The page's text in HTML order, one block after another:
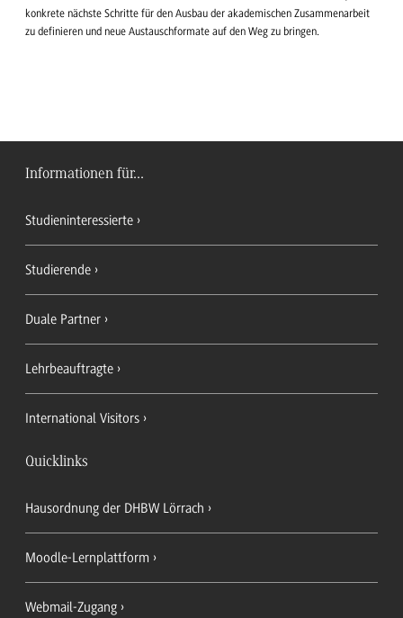
konkrete nächste Schritte für den Ausbau der akademischen Zusammenarbeit
zu definieren und neue Austauschformate auf den Weg zu bringen.
Informationen für...
Studieninteressierte
Studierende
Duale Partner
Lehrbeauftragte
International Visitors
Quicklinks
Hausordnung der DHBW Lörrach
Moodle-Lernplattform
Webmail-Zugang